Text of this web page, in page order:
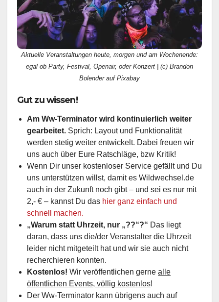
Aktuelle Veranstaltungen heute, morgen und am Wochenende:
egal ob Party, Festival, Openair, oder Konzert | (c) Brandon
Bolender auf Pixabay
Gut zu wissen!
Am Ww-Terminator wird kontinuierlich weiter
gearbeitet. Sprich: Layout und Funktionalität
werden stetig weiter entwickelt. Dabei freuen wir
uns auch über Eure Ratschläge, bzw Kritik!
Wenn Dir unser kostenloser Service gefällt und Du
uns unterstützen willst, damit es Wildwechsel.de
auch in der Zukunft noch gibt – und sei es nur mit
2,- € – kannst Du das hier ganz einfach und
schnell machen.
„Warum statt Uhrzeit, nur „??“?“ Das liegt
daran, dass uns die/der Veranstalter die Uhrzeit
leider nicht mitgeteilt hat und wir sie auch nicht
recherchieren konnten.
Kostenlos! Wir veröffentlichen gerne alle
öffentlichen Events, völlig kostenlos!
Der Ww-Terminator kann übrigens auch auf